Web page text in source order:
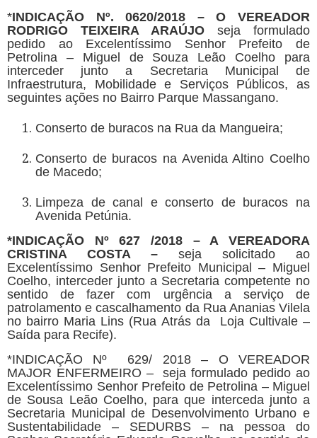
*INDICAÇÃO Nº. 0620/2018 – O VEREADOR
RODRIGO TEIXEIRA ARAÚJO seja formulado
pedido ao Excelentíssimo Senhor Prefeito de
Petrolina – Miguel de Souza Leão Coelho para
interceder junto a Secretaria Municipal de
Infraestrutura, Mobilidade e Serviços Públicos, as
seguintes ações no Bairro Parque Massangano.
Conserto de buracos na Rua da Mangueira;
Conserto de buracos na Avenida Altino Coelho
de Macedo;
Limpeza de canal e conserto de buracos na
Avenida Petúnia.
*INDICAÇÃO Nº 627 /2018 – A VEREADORA
CRISTINA COSTA – seja solicitado ao
Excelentíssimo Senhor Prefeito Municipal – Miguel
Coelho, interceder junto a Secretaria competente no
sentido de fazer com urgência a serviço de
patrolamento e cascalhamento da Rua Ananias Vilela
no bairro Maria Lins (Rua Atrás da Loja Cultivale –
Saída para Recife).
*INDICAÇÃO Nº 629/ 2018 – O VEREADOR
MAJOR ENFERMEIRO – seja formulado pedido ao
Excelentíssimo Senhor Prefeito de Petrolina – Miguel
de Sousa Leão Coelho, para que interceda junto a
Secretaria Municipal de Desenvolvimento Urbano e
Sustentabilidade – SEDURBS – na pessoa do